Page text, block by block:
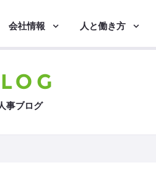
会社情報 人と働き方
事ブログ